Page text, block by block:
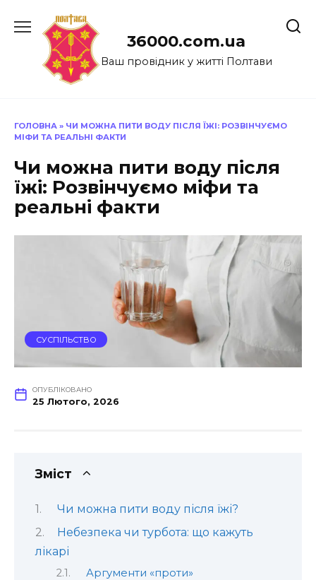
до
36000.com.ua
Ваш провідник у житті Полтави
ГОЛОВНА » ЧИ МОЖНА ПИТИ ВОДУ ПІСЛЯ ЇЖІ: РОЗВІНЧУЄМО
МІФИ ТА РЕАЛЬНІ ФАКТИ
Чи можна пити воду після
їжі: Розвінчуємо міфи та
реальні факти
СУСПІЛЬСТВО
ОПУБЛІКОВАНО
25 Лютого, 2026
Зміст
Чи можна пити воду після їжі?
Небезпека чи турбота: що кажуть
лікарі
Аргументи «проти»